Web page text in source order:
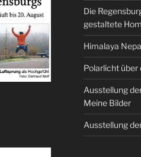
Die
gestaltete
Himalaya
Polarlicht über
Ausstellung
Meine Bilder
Ausstellung